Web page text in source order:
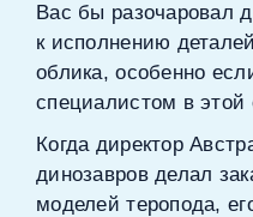
Вас бы разочаровал
к исполнению
облика, особенно
специалистом в этой
Когда директор
динозавров делал
моделей теропода,